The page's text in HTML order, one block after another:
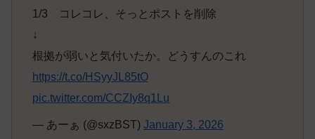
1/3 コレコレ、そっとポストを削除
↓
根拠が弱いと気付いたか。どうすんのこれ
https://t.co/HSyyJL85tO
pic.twitter.com/CCZIy8q1Lu
— あーぁ (@sxzBST) January 3, 2026